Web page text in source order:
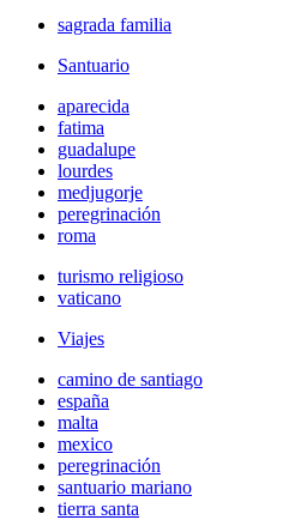
sagrada familia
Santuario
aparecida
fatima
guadalupe
lourdes
medjugorje
peregrinación
roma
turismo religioso
vaticano
Viajes
camino de santiago
españa
malta
mexico
peregrinación
santuario mariano
tierra santa